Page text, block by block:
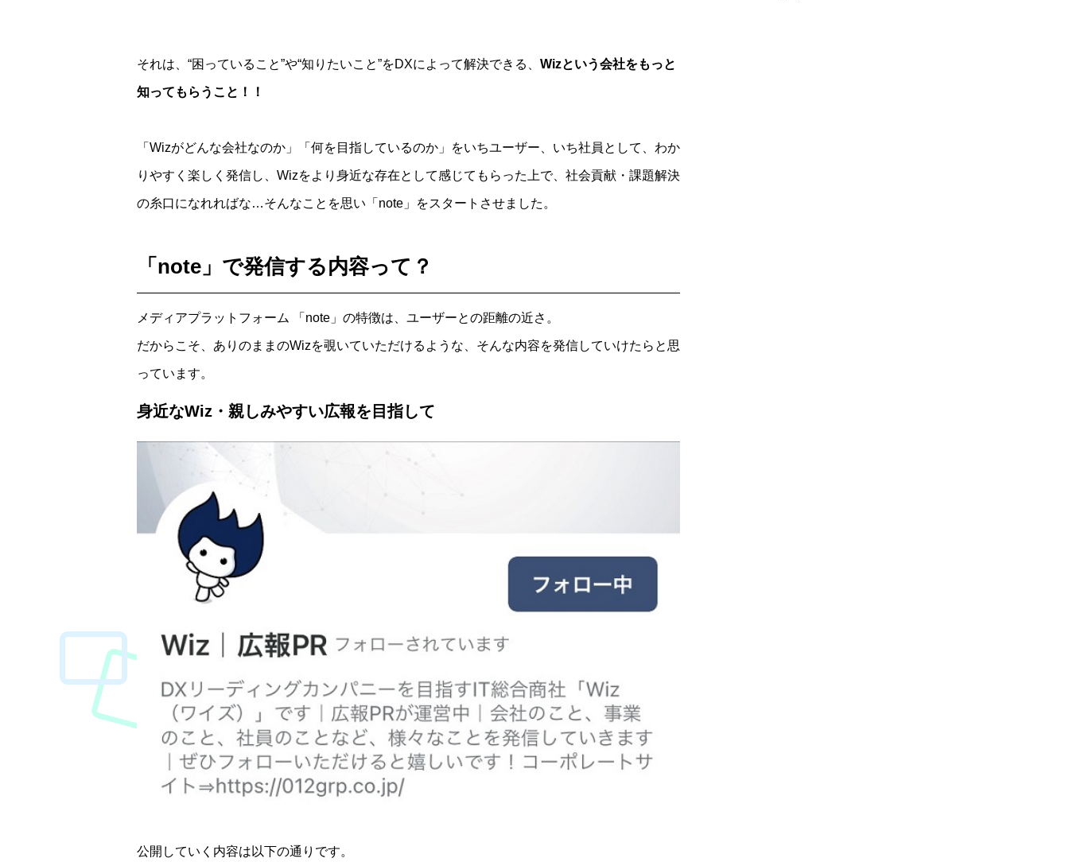
それは、“困っていること”や“知りたいこと”をDXによって解決できる、 Wizという会社をもっと
知ってもらうこと！！
「Wizがどんな会社なのか」「何を目指しているのか」をいちユーザー、いち社員として、わか
りやすく楽しく発信し、Wizをより身近な存在として感じてもらった上で、社会貢献・課題解決
の糸口になれればな…そんなことを思い「note」をスタートさせました。
「note」で発信する内容って？
メディアプラットフォーム 「note」の特徴は、ユーザーとの距離の近さ。
だからこそ、ありのままのWizを覗いていただけるような、そんな内容を発信していけたらと思
っています。
身近なWiz・親しみやすい広報を目指して
公開していく内容は以下の通りです。